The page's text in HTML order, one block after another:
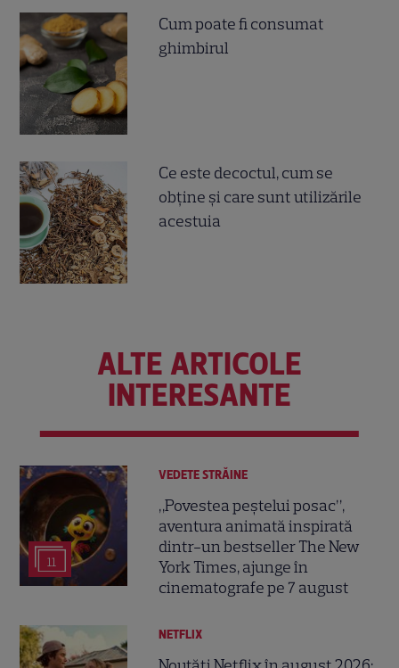
Cum poate fi consumat
ghimbirul
Ce este decoctul, cum se
obţine şi care sunt utilizările
acestuia
ALTE ARTICOLE
INTERESANTE
11
VEDETE STRĂINE
„Povestea peștelui posac”,
aventura animată inspirată
dintr-un bestseller The New
York Times, ajunge în
cinematografe pe 7 august
NETFLIX